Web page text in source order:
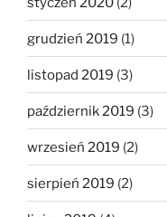
grudzień 2019 (1)
listopad 2019 (3)
październik 2019 (3)
wrzesień 2019 (2)
sierpień 2019 (2)